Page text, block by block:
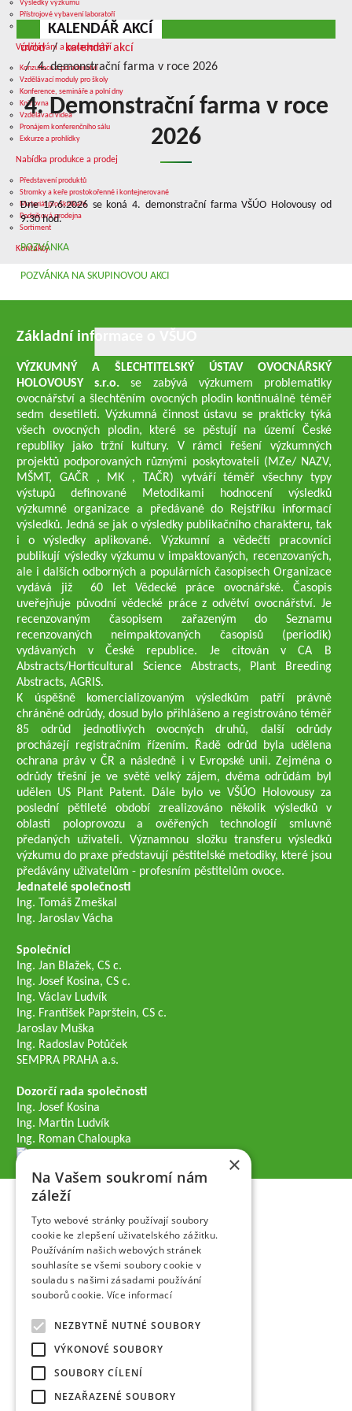
Výsledky výzkumu
Přístrojové vybavení laboratoří
Služby v oblasti výzkumu
Vzdělávání a poradenství
Konzultace a poradenství
Vzdělávací moduly pro školy
Konference, semináře a polní dny
Knihovna
Vzdělávací videa
Pronájem konferenčního sálu
Exkurze a prohlídky
Nabídka produkce a prodej
Představení produktů
Stromky a keře prostokořenné i kontejnerované
Materiál pro školkaře
Podniková prodejna
Sortiment
Kontakty
KALENDÁŘ AKCÍ
úvod
kalendář akcí
4. demonstrační farma v roce 2026
4. Demonstrační farma v roce
2026
Dne 17.6.2026 se koná 4. demonstrační farma VŠÚO Holovousy od
9:30 hod.
POZVÁNKA
POZVÁNKA NA SKUPINOVOU AKCI
Základní informace o VŠUO
VÝZKUMNÝ A ŠLECHTITELSKÝ ÚSTAV OVOCNÁŘSKÝ
HOLOVOUSY s.r.o.se zabývá výzkumem problematiky
ovocnářství a šlechtěním ovocných plodin kontinuálně téměř
sedm desetiletí. Výzkumná činnost ústavu se prakticky týká
všech ovocných plodin, které se pěstují na území České
republiky jako tržní kultury. V rámci řešení výzkumných
projektů podporovaných různými poskytovateli (MZe/ NAZV,
MŠMT, GAČR , MK , TAČR) vytváří téměř všechny typy
výstupů definované Metodikami hodnocení výsledků
výzkumné organizace a předávané do Rejstříku informací
výsledků. Jedná se jak o výsledky publikačního charakteru, tak
i o výsledky aplikované. Výzkumní a vědečtí pracovníci
publikují výsledky výzkumu v impaktovaných, recenzovaných,
ale i dalších odborných a populárních časopisech Organizace
vydává již 60 let Vědecké práce ovocnářské. Časopis
uveřejňuje původní vědecké práce z odvětví ovocnářství. Je
recenzovaným časopisem zařazeným do Seznamu
recenzovaných neimpaktovaných časopisů (periodik)
vydávaných v České republice. Je citován v CA B
Abstracts/Horticultural Science Abstracts, Plant Breeding
Abstracts, AGRIS.
K úspěšně komercializovaným výsledkům patří právně
chráněné odrůdy, dosud bylo přihlášeno a registrováno téměř
85 odrůd jednotlivých ovocných druhů, další odrůdy
procházejí registračním řízením. Řadě odrůd byla udělena
ochrana práv v ČR a následně i v Evropské unii. Zejména o
odrůdy třešní je ve světě velký zájem, dvěma odrůdám byl
udělen US Plant Patent. Dále bylo ve VŠÚO Holovousy za
poslední pětileté období zrealizováno několik výsledků v
oblasti poloprovozu a ověřených technologií smluvně
předaných uživateli. Významnou složku transferu výsledků
výzkumu do praxe představují pěstitelské metodiky, které jsou
předávány uživatelům - profesním pěstitelům ovoce.
Jednatelé společnosti
Ing. Tomáš Zmeškal
Ing. Jaroslav Vácha
Společníci
Ing. Jan Blažek, CS c.
Ing. Josef Kosina, CS c.
Ing. Václav Ludvík
Ing. František Paprštein, CS c.
Jaroslav Muška
Ing. Radoslav Potůček
SEMPRA PRAHA a.s.
Dozorčí rada společnosti
Ing. Josef Kosina
Ing. Martin Ludvík
Ing. Roman Chaloupka
×
Na Vašem soukromí nám
záleží
Tyto webové stránky používají soubory
cookie ke zlepšení uživatelského zážitku.
Používáním našich webových stránek
souhlasíte se všemi soubory cookie v
souladu s našimi zásadami používání
souborů cookie. Více informací
NEZBYTNĚ NUTNÉ SOUBORY
VÝKONOVÉ SOUBORY
SOUBORY CÍLENÍ
NEZAŘAZENÉ SOUBORY